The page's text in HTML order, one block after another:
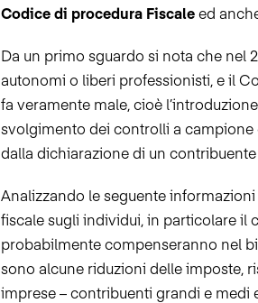
Codice di procedura Fiscaleed
Da un primo sguardo si nota che nel
autonomi o liberi professionisti, e il
fa veramente male, cioè
svolgimento dei controlli a
dalla dichiarazione di un
Analizzando le seguente
fiscale sugli individui, in particolare il
probabilmente compenseranno nel
sono alcune riduzioni delle imposte,
imprese – contribuenti grandi e medi